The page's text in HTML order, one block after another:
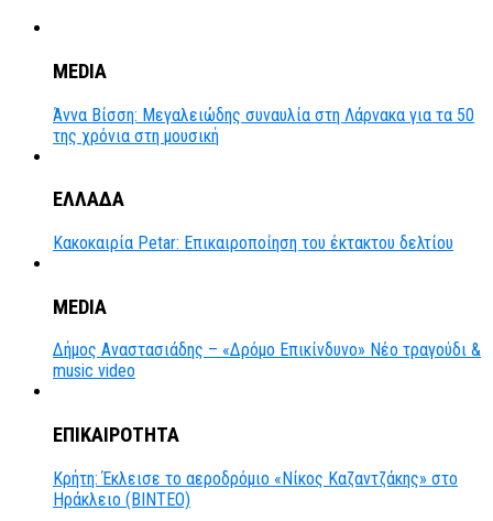
MEDIA
Άννα Βίσση: Μεγαλειώδης συναυλία στη Λάρνακα για τα 50
της χρόνια στη μουσική
ΕΛΛΑΔΑ
Κακοκαιρία Petar: Επικαιροποίηση του έκτακτου δελτίου
MEDIA
Δήμος Αναστασιάδης – «Δρόμο Επικίνδυνο» Νέο τραγούδι &
music video
ΕΠΙΚΑΙΡΟΤΗΤΑ
Κρήτη: Έκλεισε το αεροδρόμιο «Νίκος Καζαντζάκης» στο
Ηράκλειο (ΒΙΝΤΕΟ)